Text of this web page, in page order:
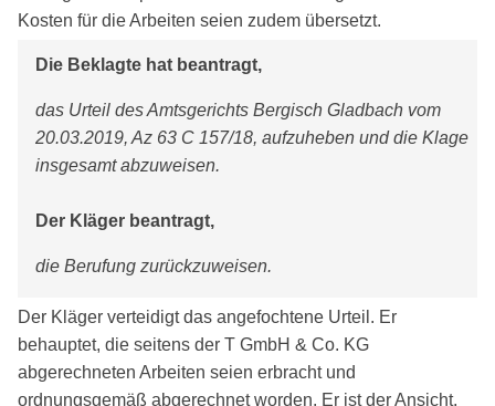
Kosten für die Arbeiten seien zudem übersetzt.
Die Beklagte hat beantragt,
das Urteil des Amtsgerichts Bergisch Gladbach vom
20.03.2019, Az 63 C 157/18, aufzuheben und die Klage
insgesamt abzuweisen.
Der Kläger beantragt,
die Berufung zurückzuweisen.
Der Kläger verteidigt das angefochtene Urteil. Er
behauptet, die seitens der T GmbH & Co. KG
abgerechneten Arbeiten seien erbracht und
ordnungsgemäß abgerechnet worden. Er ist der Ansicht,